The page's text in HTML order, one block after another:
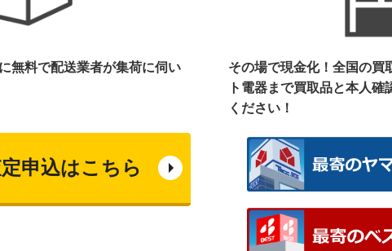
無料で配送業者が集荷に伺い
申込はこちら
その場で現金化！全国の買
ト電器まで買取品と本人確
ください！